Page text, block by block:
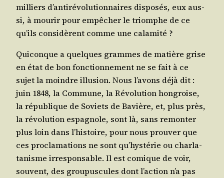
mil­liers d’an­ti­ré­vo­lu­tion­naires dis­po­sés, eux aus­
si, à mou­rir pour empê­cher le triomphe de ce
qu’ils consi­dèrent comme une calamité ?
Qui­conque a quelques grammes de matière grise
en état de bon fonc­tion­ne­ment ne se fait à ce
sujet la moindre illu­sion. Nous l’a­vons déjà dit :
juin 1848, la Com­mune, la Révo­lu­tion hon­groise,
la répu­blique de Soviets de Bavière, et, plus près,
la révo­lu­tion espa­gnole, sont là, sans remon­ter
plus loin dans l’his­toire, pour nous prou­ver que
ces pro­cla­ma­tions ne sont qu’­hys­té­rie ou char­la­
ta­nisme irres­pon­sable. Il est comique de voir,
sou­vent, des grou­pus­cules dont l’ac­tion n’a pas